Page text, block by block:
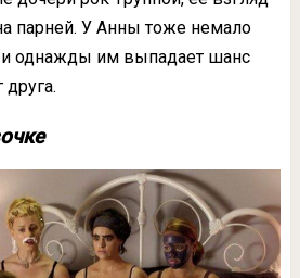
парней. У Анны тоже немало
и однажды им выпадает шанс